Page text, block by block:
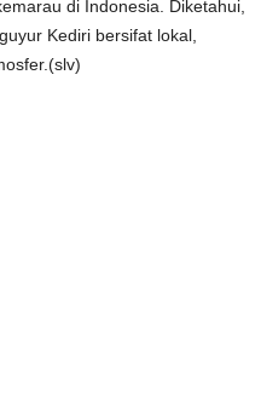
di Indonesia. Diketahui,
Kediri bersifat lokal,